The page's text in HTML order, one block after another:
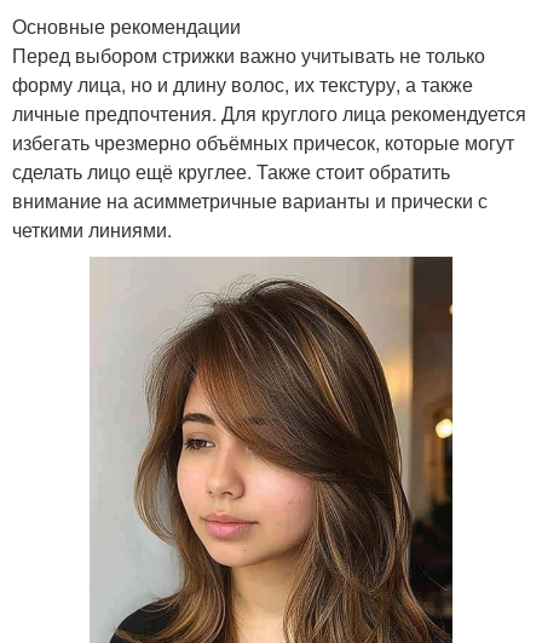
Основные рекомендации
Перед выбором стрижки важно учитывать не только
форму лица, но и длину волос, их текстуру, а также
личные предпочтения. Для круглого лица рекомендуется
избегать чрезмерно объёмных причесок, которые могут
сделать лицо ещё круглее. Также стоит обратить
внимание на асимметричные варианты и прически с
четкими линиями.